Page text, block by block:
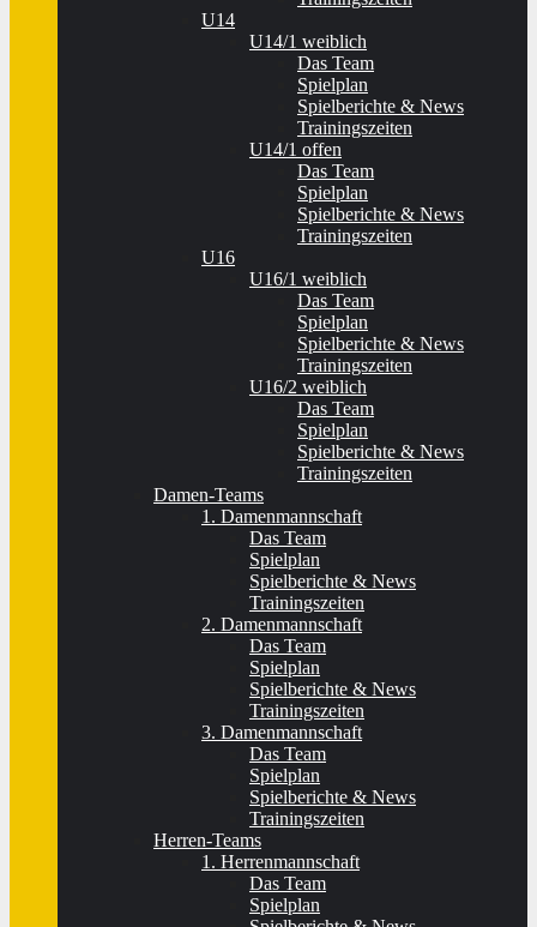
U14
U14/1 weiblich
Das Team
Spielplan
Spielberichte & News
Trainingszeiten
U14/1 offen
Das Team
Spielplan
Spielberichte & News
Trainingszeiten
U16
U16/1 weiblich
Das Team
Spielplan
Spielberichte & News
Trainingszeiten
U16/2 weiblich
Das Team
Spielplan
Spielberichte & News
Trainingszeiten
Damen-Teams
1. Damenmannschaft
Das Team
Spielplan
Spielberichte & News
Trainingszeiten
2. Damenmannschaft
Das Team
Spielplan
Spielberichte & News
Trainingszeiten
3. Damenmannschaft
Das Team
Spielplan
Spielberichte & News
Trainingszeiten
Herren-Teams
1. Herrenmannschaft
Das Team
Spielplan